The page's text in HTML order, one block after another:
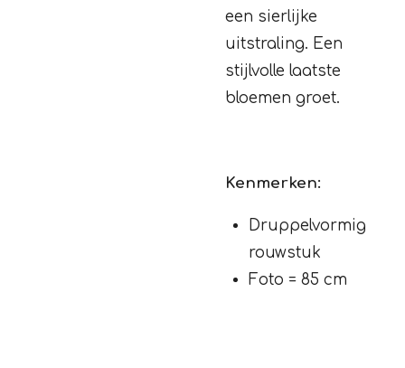
een sierlijke
uitstraling. Een
stijlvolle laatste
bloemen groet.
Kenmerken:
Druppelvormig
rouwstuk
Foto = 85 cm